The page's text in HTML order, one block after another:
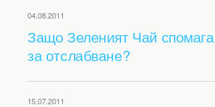
04.08.2011
Защо Зеленият Чай спомага
за отслабване?
15.07.2011